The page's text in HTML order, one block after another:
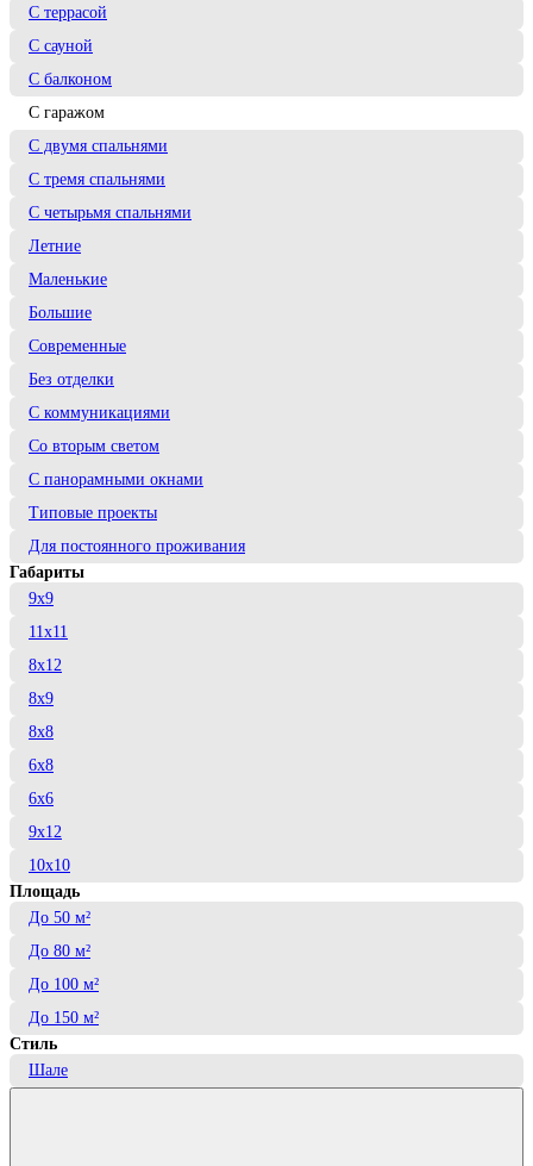
С террасой
С сауной
С балконом
С гаражом
С двумя спальнями
С тремя спальнями
С четырьмя спальнями
Летние
Маленькие
Большие
Современные
Без отделки
С коммуникациями
Со вторым светом
С панорамными окнами
Типовые проекты
Для постоянного проживания
Габариты
9x9
11x11
8x12
8x9
8x8
6x8
6x6
9x12
10x10
Площадь
До 50 м²
До 80 м²
До 100 м²
До 150 м²
Стиль
Шале